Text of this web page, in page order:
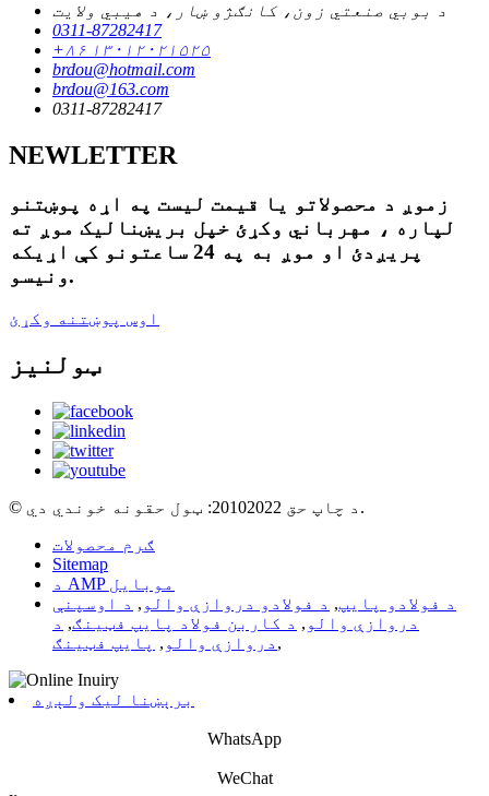
د بوبي صنعتي زون، کانګژو ښار، د هیبي ولایت
0311-87282417
+۸۶ ۱۳۰۱۲۰۲۱۵۲۵
brdou@hotmail.com
brdou@163.com
0311-87282417
NEWLETTER
زموږ د محصولاتو یا قیمت لیست په اړه پوښتنو
لپاره ، مهرباني وکړئ خپل بریښنالیک موږ ته
پریږدئ او موږ به په 24 ساعتونو کې اړیکه
ونیسو.
اوس پوښتنه وکړئ
ټولنیز
© د چاپ حق 20102022: ټول حقونه خوندي دي.
ګرم محصولات
Sitemap
د AMP موبایل
د فولادو پایپ, د فولادو دروازې والو , د اوسپنې
دروازې والو , د کاربن فولاد پایپ فټینګ, د
دروازې والو , پایپ فټینګ ,
برېښنا لیک ولېږه
WhatsApp
WeChat